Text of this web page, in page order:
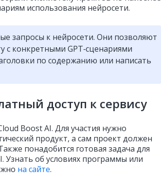
использования нейросети.
запросы к нейросети. Они позволяют
с конкретными GPT‑сценариями
по содержанию или написать
доступ к сервису
Boost AI. Для участия нужно
продукт, а сам проект должен
понадобится готовая задача для
Узнать об условиях программы или
на сайте.